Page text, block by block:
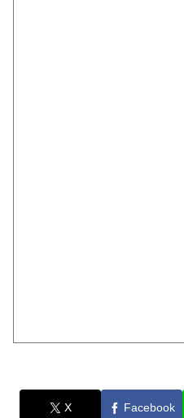
X Facebook